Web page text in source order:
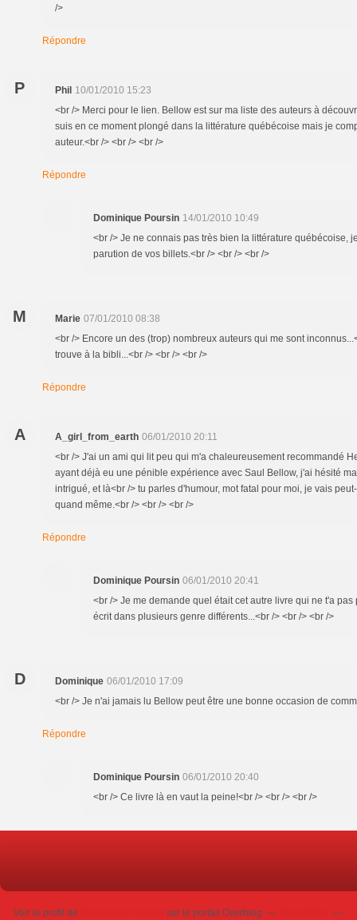
/>
Répondre
P Phil 10/01/2010 15:23
<br /> Merci pour le lien. Bellow est sur ma liste des auteurs à
suis en ce moment plongé dans la littérature québécoise mais je
auteur.<br /> <br /> <br />
Répondre
Dominique Poursin 14/01/2010 10:49
<br /> Je ne connais pas très bien la littérature québécoise,
parution de vos billets.<br /> <br /> <br />
M Marie 07/01/2010 08:38
<br /> Encore un des (trop) nombreux auteurs qui me sont
trouve à la bibli...<br /> <br /> <br />
Répondre
A A_girl_from_earth 06/01/2010 20:11
<br /> J'ai un ami qui lit peu qui m'a chaleureusement recommandé
ayant déjà eu une pénible expérience avec Saul Bellow, j'ai hésité
intrigué, et là<br /> tu parles d'humour, mot fatal pour moi, je vais
quand même.<br /> <br /> <br />
Répondre
Dominique Poursin 06/01/2010 20:41
<br /> Je me demande quel était cet autre livre qui ne t'a pas
écrit dans plusieurs genre différents...<br /> <br /> <br />
D Dominique 06/01/2010 17:09
<br /> Je n'ai jamais lu Bellow peut être une bonne occasion de
Répondre
Dominique Poursin 06/01/2010 20:40
<br /> Ce livre là en vaut la peine!<br /> <br /> <br />
Voir le profil de sur le portail Overblog